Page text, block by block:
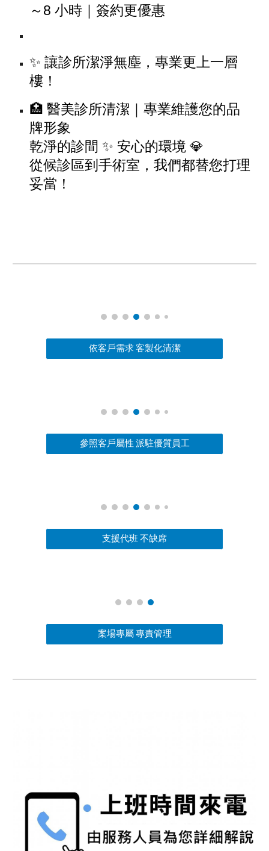
～8 小時｜簽約更優惠
✨ 讓診所潔淨無塵，專業更上一層
樓！
🏥 醫美診所清潔｜專業維護您的品
牌形象
乾淨的診間 ✨ 安心的環境 💎
從候診區到手術室，我們都替您打理
妥當！
依客戶需求 客製化清潔
參照客戶屬性 派駐優質員工
支援代班 不缺席
案場專屬 專責管理